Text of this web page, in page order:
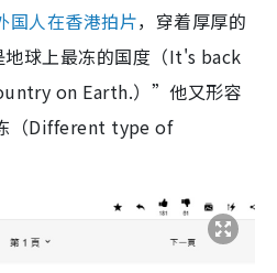
国人在香港拍片，穿着厚厚的
球上最冻的国度（It's back
on Earth.）”他又形容
（Different type of